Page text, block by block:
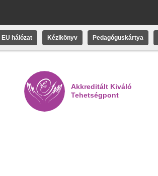
EU hálózat Kézikönyv Pedagóguskártya
Akkreditált Kiváló
Tehetségpont